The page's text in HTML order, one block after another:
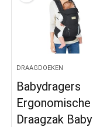
DRAAGDOEKEN
Babydragers
Ergonomische
Draagzak Baby